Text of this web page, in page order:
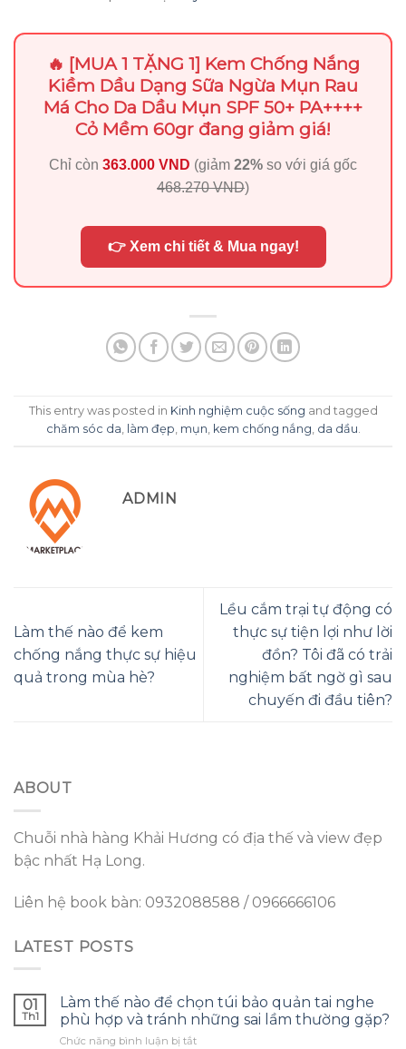
🔥 [MUA 1 TẶNG 1] Kem Chống Nắng
Kiềm Dầu Dạng Sữa Ngừa Mụn Rau
Má Cho Da Dầu Mụn SPF 50+ PA++++
Cỏ Mềm 60gr đang giảm giá!
Chỉ còn 363.000 VND (giảm 22% so với giá gốc
468.270 VND)
👉 Xem chi tiết & Mua ngay!
This entry was posted in Kinh nghiệm cuộc sống and tagged
chăm sóc da, làm đẹp, mụn, kem chống nắng, da dầu.
ADMIN
Làm thế nào để kem
chống nắng thực sự hiệu
quả trong mùa hè?
Lều cắm trại tự động có
thực sự tiện lợi như lời
đồn? Tôi đã có trải
nghiệm bất ngờ gì sau
chuyến đi đầu tiên?
ABOUT
Chuỗi nhà hàng Khải Hương có địa thế và view đẹp
bậc nhất Hạ Long.
Liên hệ book bàn: 0932088588 / 0966666106
LATEST POSTS
01
Th1
Làm thế nào để chọn túi bảo quản tai nghe
phù hợp và tránh những sai lầm thường gặp?
Chức năng bình luận bị tắtở